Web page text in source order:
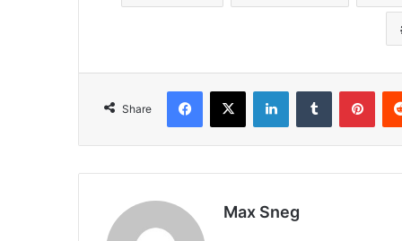
Share
Facebook
X LinkedInTumblr
Max Sneg